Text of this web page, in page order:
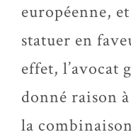
européenne,
statuer en
effet, l’avocat
donné raison
la